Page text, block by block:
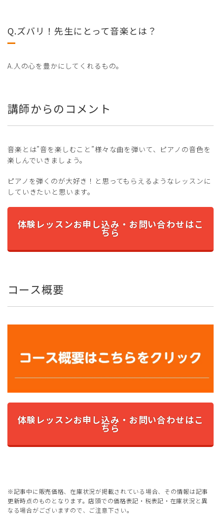
Q.ズバリ！先生にとって音楽とは？
A.人の心を豊かにしてくれるもの。
講師からのコメント
音楽とは”音を楽しむこと”様々な曲を弾いて、ピアノの音色を
楽しんでいきましょう。
ピアノを弾くのが大好き！と思ってもらえるようなレッスンに
していきたいと思います。
体験レッスンお申し込み・お問い合わせはこ
ちら
コース概要
体験レッスンお申し込み・お問い合わせはこ
ちら
※記事中に販売価格、在庫状況が掲載されている場合、その情報は記事
更新時点のものとなります。店頭での価格表記・税表記・在庫状況と異
なる場合がございますので、ご注意下さい。